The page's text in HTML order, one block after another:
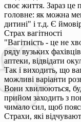
своє життя. Зараз це
головне: як можна
дитині" і т.д. Є
Страх вагітності
"Вагітність - це не
ряду вузьких
аптеки, відвідати
Так і виходить, що
можливі варіанти
Вони хвилюються,
прийом заходить з
чимало сил, щоб
Страхи, які